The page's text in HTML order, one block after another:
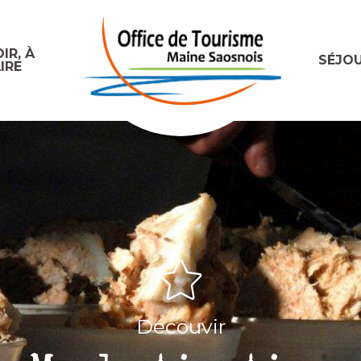
À
Découvir